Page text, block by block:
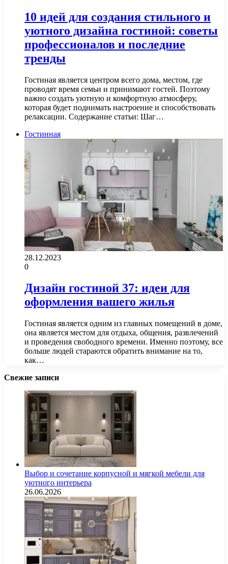
10 идей для создания стильного и
уютного дизайна гостиной: советы
профессионалов и последние
тренды
Гостиная является центром всего дома, местом, где
проводят время семьи и принимают гостей. Поэтому
важно создать уютную и комфортную атмосферу,
которая будет поднимать настроение и способствовать
релаксации. Содержание статьи: Шаг…
Гостинная
28.12.2023
0
Дизайн гостиной 37: идеи для
оформления вашего жилья
Гостиная является одним из главных помещений в доме,
она является местом для отдыха, общения, развлечений
и проведения свободного времени. Именно поэтому, все
больше людей стараются обратить внимание на то,
как…
Свежие записи
Выбор и сочетание корпусной и мягкой мебели для
уютного интерьера
26.06.2026